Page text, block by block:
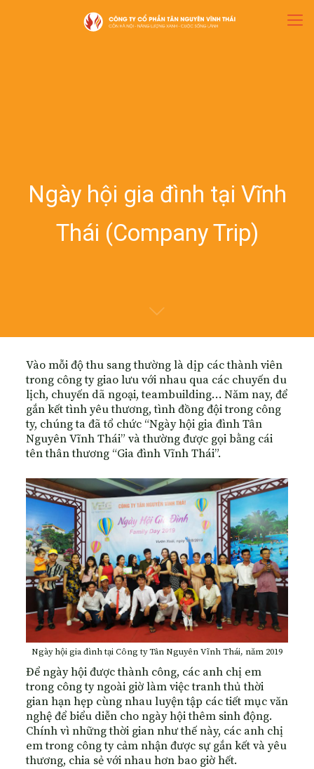
Ngày hội gia đình tại Vĩnh
Thái (Company Trip)
Vào mỗi độ thu sang thường là dịp các thành viên
trong công ty giao lưu với nhau qua các chuyến du
lịch, chuyến dã ngoại, teambuilding… Năm nay, để
gắn kết tình yêu thương, tình đồng đội trong công
ty, chúng ta đã tổ chức “Ngày hội gia đình Tân
Nguyên Vĩnh Thái” và thường được gọi bằng cái
tên thân thương “Gia đình Vĩnh Thái”.
Ngày hội gia đình tại Công ty Tân Nguyên Vĩnh Thái, năm 2019
Để ngày hội được thành công, các anh chị em
trong công ty ngoài giờ làm việc tranh thủ thời
gian hạn hẹp cùng nhau luyện tập các tiết mục văn
nghệ để biểu diễn cho ngày hội thêm sinh động.
Chính vì những thời gian như thế này, các anh chị
em trong công ty cảm nhận được sự gắn kết và yêu
thương, chia sẻ với nhau hơn bao giờ hết.